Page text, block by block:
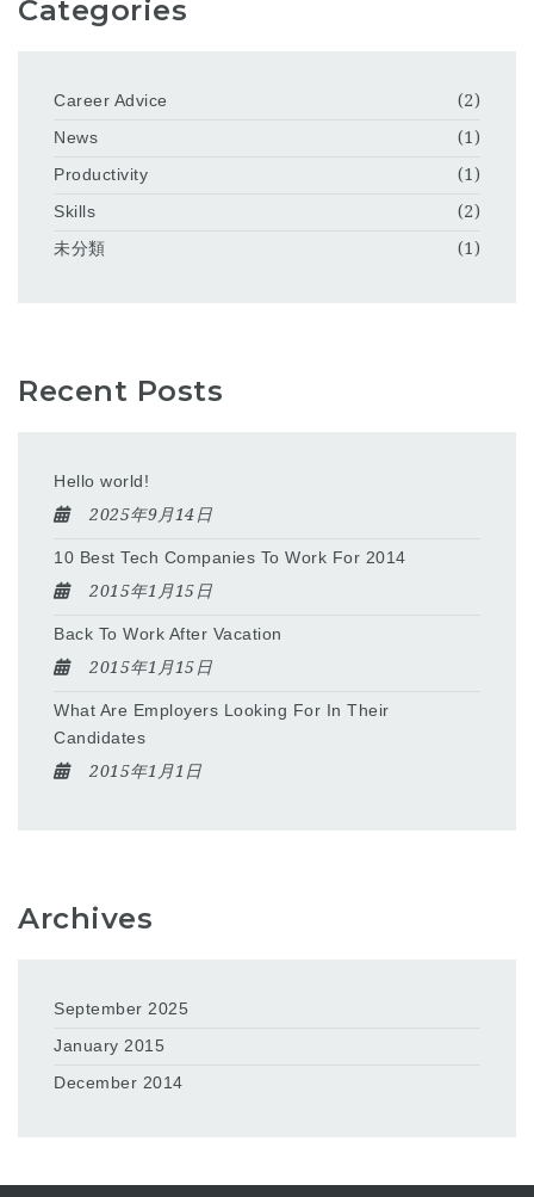
Categories
Career Advice
(2)
News
(1)
Productivity
(1)
Skills
(2)
未分類
(1)
Recent Posts
Hello world!
2025年9月14日
10 Best Tech Companies To Work For 2014
2015年1月15日
Back To Work After Vacation
2015年1月15日
What Are Employers Looking For In Their
Candidates
2015年1月1日
Archives
September 2025
January 2015
December 2014